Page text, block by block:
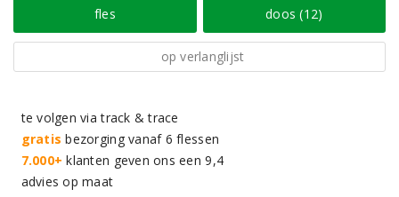
fles doos (12)
op verlanglijst
te volgen via track & trace
gratis bezorging vanaf 6 flessen
7.000+ klanten geven ons een 9,4
advies op maat